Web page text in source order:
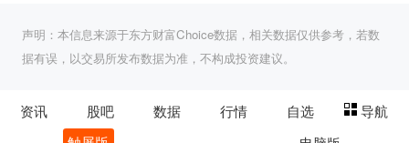
声明：本信息来源于东方财富Choice数据，相关数据仅供参考，若数
据有误，以交易所发布数据为准，不构成投资建议。
资讯 股吧 数据 行情 自选
导航